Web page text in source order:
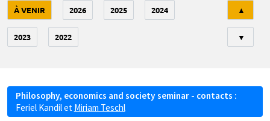
À VENIR 2026 2025 2024
2023 2022
▲
▼
Philosophy, economics and society seminar - contacts :
Feriel Kandilet Miriam Teschl